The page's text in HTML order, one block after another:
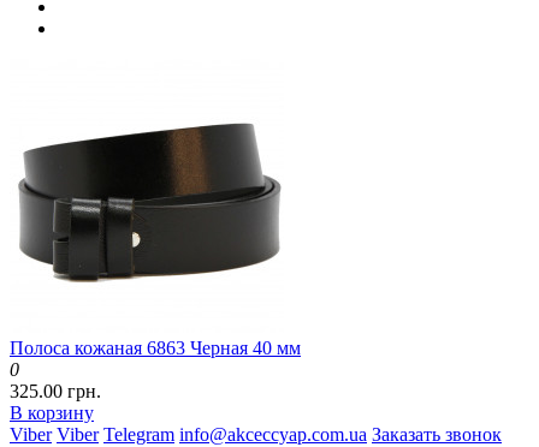
Полоса кожаная 6863 Черная 40 мм
0
325.00 грн.
В корзину
Viber Viber Telegram info@akceccyap.com.ua Заказать звонок